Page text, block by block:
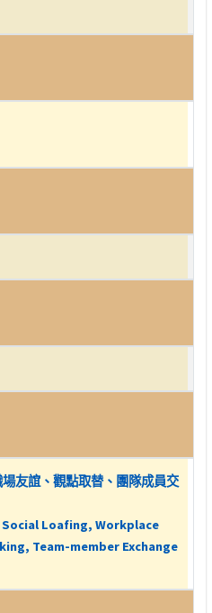
友誼、觀點取替、團隊成員交
Social Loafing, Workplace
Team-member Exchange